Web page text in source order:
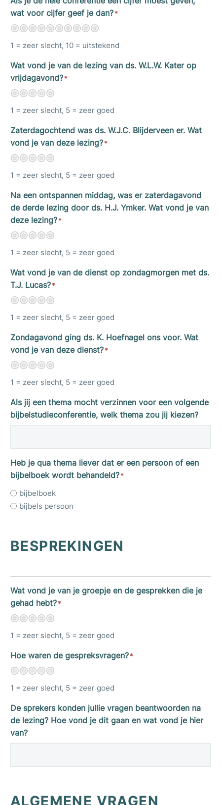
wat voor cijfer geef je dan?*
9
8
7
6
5
4
3
2
1
1 = zeer slecht, 10 = uitstekend
Wat vond je van de lezing van ds. W.L.W. Kater op
vrijdagavond?*
4
3
2
1
1 = zeer slecht, 5 = zeer goed
Zaterdagochtend was ds. W.J.C. Blijderveen er. Wat
vond je van deze lezing?*
4
3
2
1
1 = zeer slecht, 5 = zeer goed
Na een ontspannen middag, was er zaterdagavond
de derde lezing door ds. H.J. Ymker. Wat vond je van
deze lezing?*
4
3
2
1
1 = zeer slecht, 5 = zeer goed
Wat vond je van de dienst op zondagmorgen met ds.
T.J. Lucas?*
4
3
2
1
1 = zeer slecht, 5 = zeer goed
Zondagavond ging ds. K. Hoefnagel ons voor. Wat
vond je van deze dienst?*
4
3
2
1
1 = zeer slecht, 5 = zeer goed
Als jij een thema mocht verzinnen voor een volgende
bijbelstudieconferentie, welk thema zou jij kiezen?
Heb je qua thema liever dat er een persoon of een
bijbelboek wordt behandeld?*
bijbelboek
bijbels persoon
BESPREKINGEN
Wat vond je van je groepje en de gesprekken die je
gehad hebt?*
4
3
2
1
1 = zeer slecht, 5 = zeer goed
Hoe waren de gespreksvragen?*
4
3
2
1
1 = zeer slecht, 5 = zeer goed
De sprekers konden jullie vragen beantwoorden na
de lezing? Hoe vond je dit gaan en wat vond je hier
van?
ALGEMENE VRAGEN